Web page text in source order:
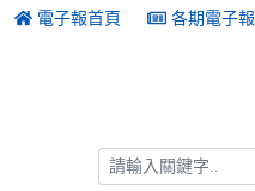
電子報首頁 各期電子報
搜尋